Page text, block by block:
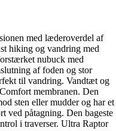
med læderoverdel af
hiking og vandring med
nubuck med
af foden og stor
til vandring. Vandtæt og
membranen. Den
sten eller mudder og har et
ved påtagning. Den bageste
i traverser. Ultra Raptor